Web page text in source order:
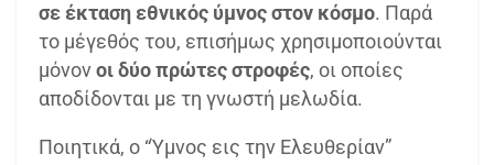
σε έκταση εθνικός ύμνος στον κόσμο. Παρά
το μέγεθός του, επισήμως χρησιμοποιούνται
μόνονοι δύο πρώτες στροφές, οι οποίες
αποδίδονται με τη γνωστή μελωδία.
Ποιητικά, ο “Ύμνος εις την Ελευθερίαν”